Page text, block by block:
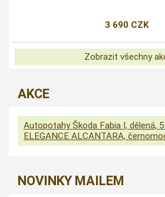
3 690 CZK
Zobrazit všechny
AKCE
Autopotahy Škoda Fabia I, dělená,
ELEGANCE ALCANTARA,
NOVINKY MAILEM